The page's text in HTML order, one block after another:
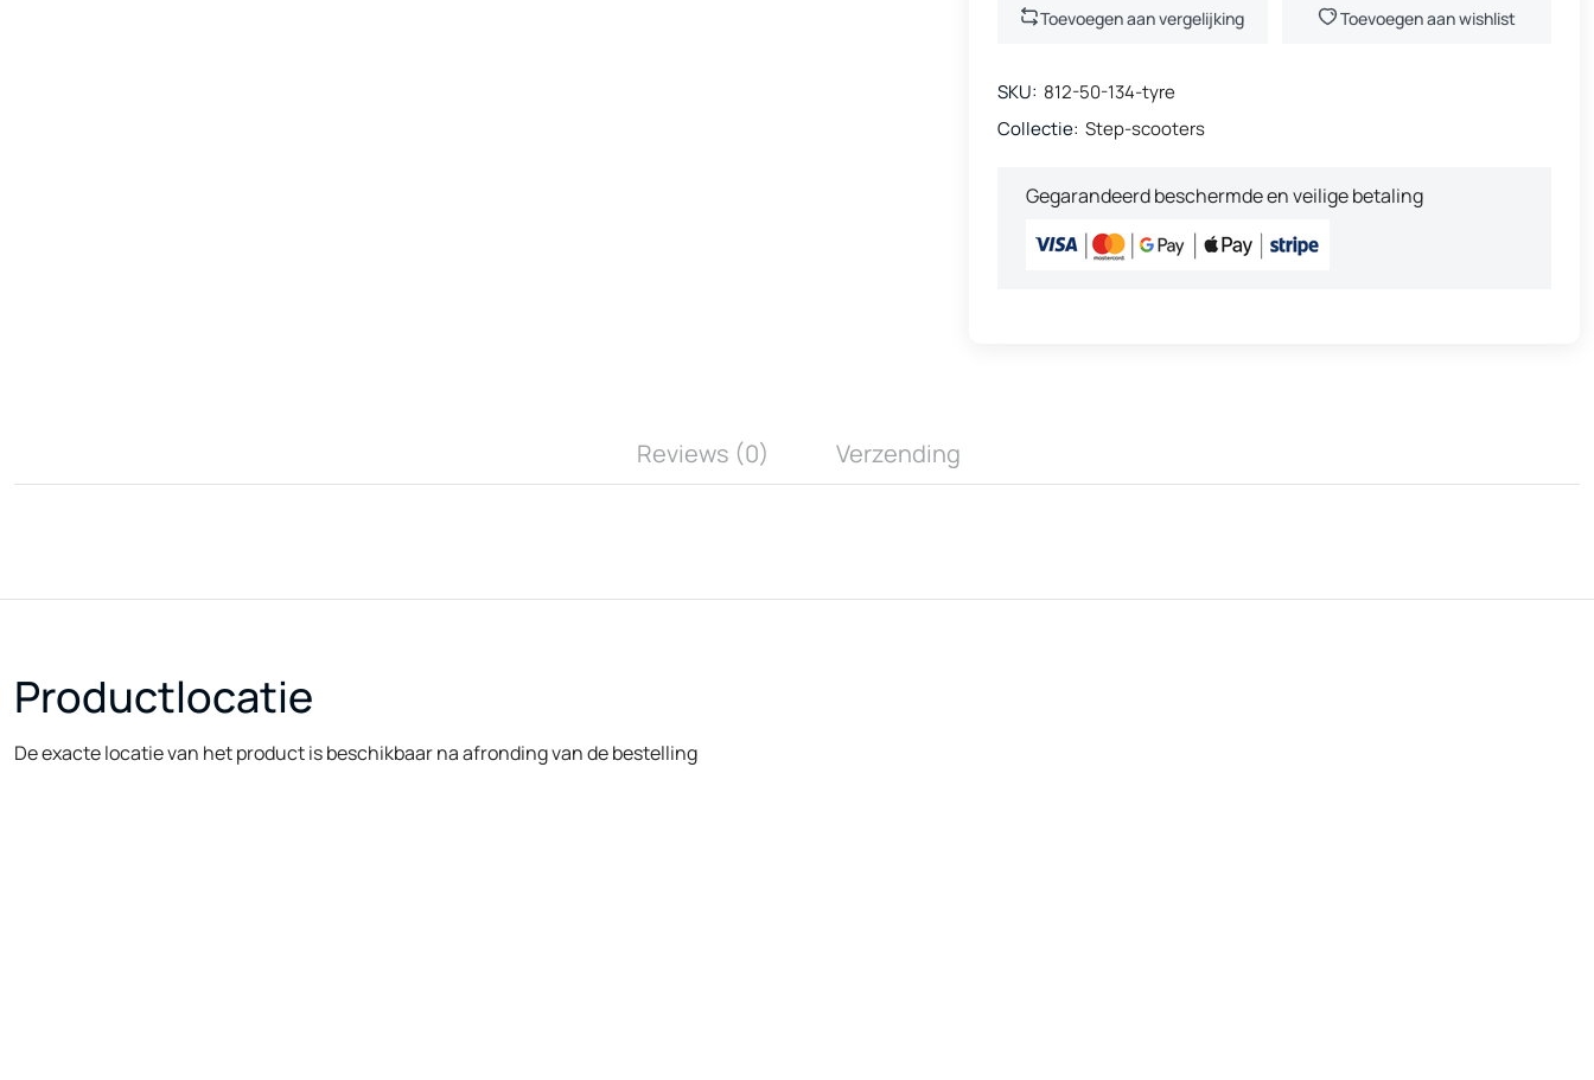
Toevoegen aan vergelijking Toevoegen aan wishlist
SKU: 812-50-134-tyre
Collectie: Step-scooters
Gegarandeerd beschermde en veilige betaling
Reviews (0) Verzending
Productlocatie
De exacte locatie van het product is beschikbaar na afronding van de bestelling